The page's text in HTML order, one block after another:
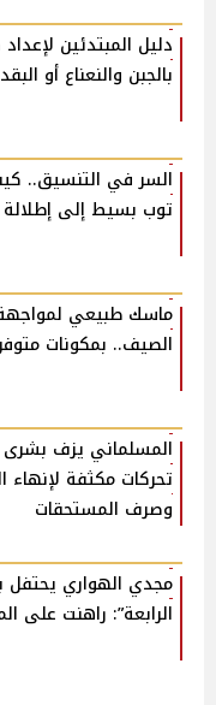
دليل المبتدئين
بالجبن والنعناع أو
السر في التنسيق..
توب بسيط إلى إطلالة
ماسك طبيعي
الصيف.. بمكونات
المسلماني يزف بشرى
تحركات مكثفة لإنهاء
وصرف المستحقات
مجدي الهواري يحتفل
الرابعة”: راهنت على